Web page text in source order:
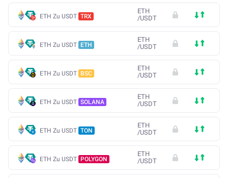
ETH Zu USDT TRX
ETH
/USDT
ETH Zu USDT ETH
ETH
/USDT
ETH Zu USDT BSC
ETH
/USDT
ETH Zu USDT SOLANA
ETH
/USDT
ETH Zu USDT TON
ETH
/USDT
ETH Zu USDT POLYGON
ETH
/USDT